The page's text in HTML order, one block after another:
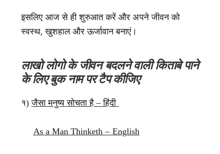
इसलिए आज से ही शुरुआत करें और अपने जीवन को
स्वस्थ, खुशहाल और ऊर्जावान बनाएं।
लाखो लोगो के जीवन बदलने वाली किताबे पाने
के लिए बुक नाम पर टैप कीजिए
१)जैसा मनुष्य सोचता है – हिंदी
As a Man Thinketh – English